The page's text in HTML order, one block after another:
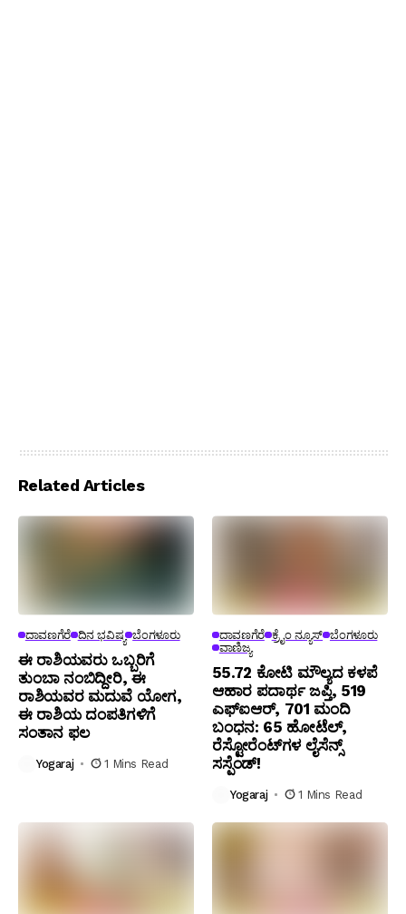
Related Articles
ದಾವಣಗೆರೆ ದಿನ ಭವಿಷ್ಯ ಬೆಂಗಳೂರು
ಈ ರಾಶಿಯವರು ಒಬ್ಬರಿಗೆ
ತುಂಬಾ ನಂಬಿದ್ದೀರಿ, ಈ
ರಾಶಿಯವರ ಮದುವೆ ಯೋಗ,
ಈ ರಾಶಿಯ ದಂಪತಿಗಳಿಗೆ
ಸಂತಾನ ಫಲ
Yogaraj 1 Mins Read
ದಾವಣಗೆರೆ ಕ್ರೈಂ ನ್ಯೂಸ್ ಬೆಂಗಳೂರು
ವಾಣಿಜ್ಯ
₹55.72 ಕೋಟಿ ಮೌಲ್ಯದ ಕಳಪೆ
ಆಹಾರ ಪದಾರ್ಥ ಜಪ್ತಿ, 519
ಎಫ್‌ಐಆರ್, 701 ಮಂದಿ
ಬಂಧನ: 65 ಹೋಟೆಲ್,
ರೆಸ್ಟೋರೆಂಟ್‌ಗಳ ಲೈಸೆನ್ಸ್
ಸಸ್ಪೆಂಡ್!
Yogaraj 1 Mins Read